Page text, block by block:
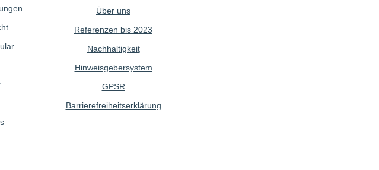
Über uns
Referenzen bis 2023
Nachhaltigkeit
Hinweisgebersystem
GPSR
Barrierefreiheitserklärung